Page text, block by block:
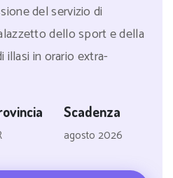
del servizio di
dello sport e della
illasi in orario extra-
Scadenza
agosto 2026